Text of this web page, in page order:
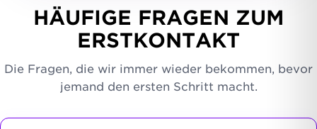
HÄUFIGE FRAGEN ZUM
ERSTKONTAKT
Die Fragen, die wir immer wieder bekommen, bevor
jemand den ersten Schritt macht.